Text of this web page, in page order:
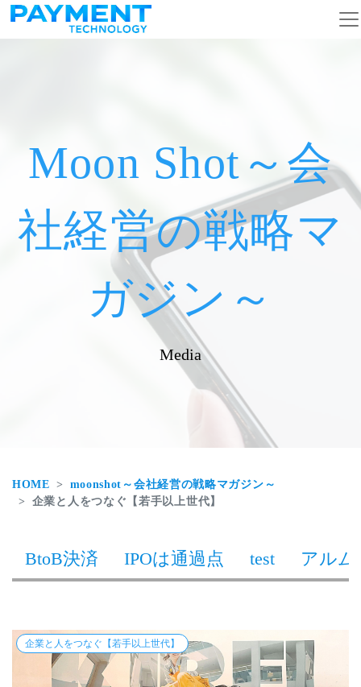
コンテンツへスキップ
メインナビゲーション
Moon Shot～会
社経営の戦略マ
ガジン～
Media
HOME
moonshot～会社経営の戦略マガジン～
企業と人をつなぐ【若手以上世代】
BtoB決済 IPOは通過点 test アルム
企業と人をつなぐ【若手以上世代】